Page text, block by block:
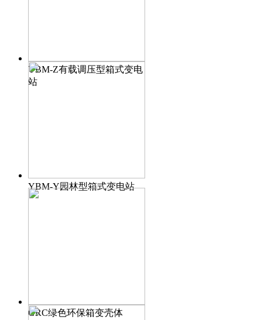
YBM-Z有载调压型箱式变电
站
YBM-Y园林型箱式变电站
GRC绿色环保箱变壳体